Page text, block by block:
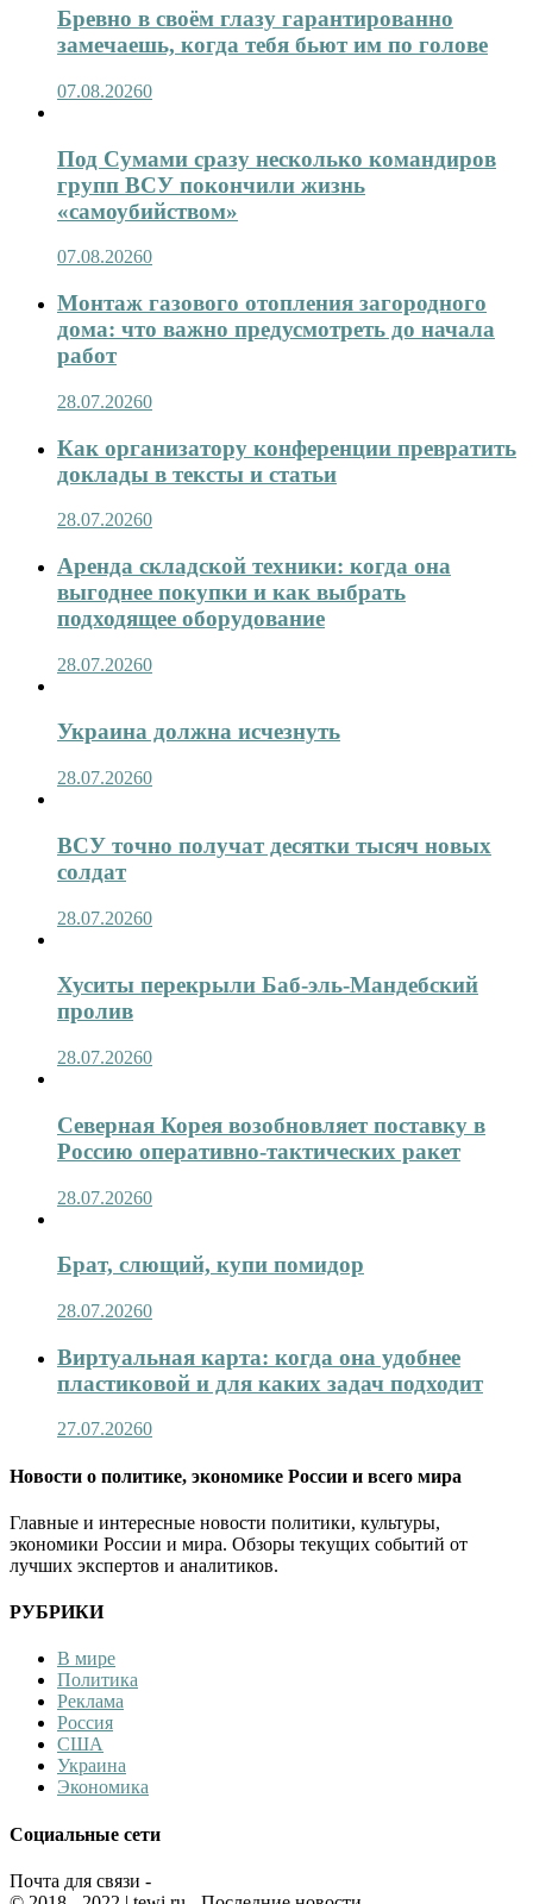
Бревно в своём глазу гарантированно
замечаешь, когда тебя бьют им по голове
07.08.20260
Под Сумами сразу несколько командиров
групп ВСУ покончили жизнь
«самоубийством»
07.08.20260
Монтаж газового отопления загородного
дома: что важно предусмотреть до начала
работ
28.07.20260
Как организатору конференции превратить
доклады в тексты и статьи
28.07.20260
Аренда складской техники: когда она
выгоднее покупки и как выбрать
подходящее оборудование
28.07.20260
Украина должна исчезнуть
28.07.20260
ВСУ точно получат десятки тысяч новых
солдат
28.07.20260
Хуситы перекрыли Баб-эль-Мандебский
пролив
28.07.20260
Северная Корея возобновляет поставку в
Россию оперативно-тактических ракет
28.07.20260
Брат, слющий, купи помидор
28.07.20260
Виртуальная карта: когда она удобнее
пластиковой и для каких задач подходит
27.07.20260
Новости о политике, экономике России и всего мира
Главные и интересные новости политики, культуры,
экономики России и мира. Обзоры текущих событий от
лучших экспертов и аналитиков.
РУБРИКИ
В мире
Политика
Реклама
Россия
США
Украина
Экономика
Социальные сети
Почта для связи -